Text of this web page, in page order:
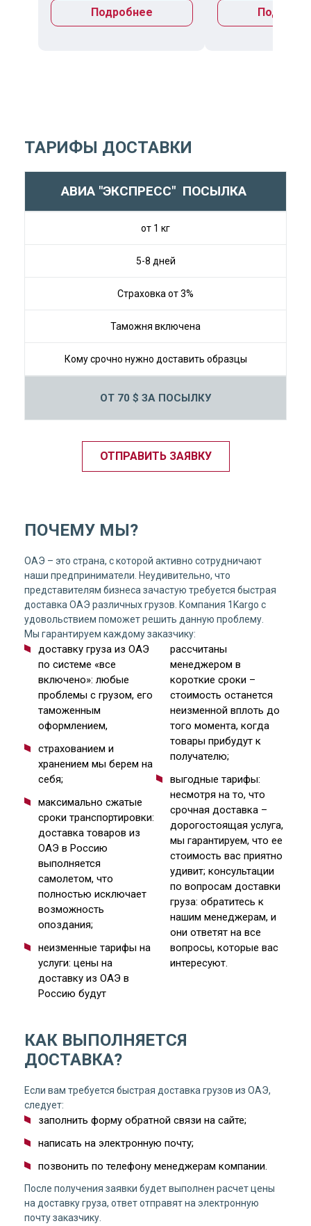
Подробнее
ТАРИФЫ ДОСТАВКИ
АВИА "ЭКСПРЕСС" ПОСЫЛКА
от 1 кг
5-8 дней
Страховка от 3%
Таможня включена
Кому срочно нужно доставить образцы
ОТ 70 $ ЗА ПОСЫЛКУ
ОТПРАВИТЬ ЗАЯВКУ
ПОЧЕМУ МЫ?
ОАЭ – это страна, с которой активно сотрудничают
наши предприниматели. Неудивительно, что
представителям бизнеса зачастую требуется быстрая
доставка ОАЭ различных грузов. Компания 1Kargo с
удовольствием поможет решить данную проблему.
Мы гарантируем каждому заказчику:
доставку груза из ОАЭ
по системе «все
включено»: любые
проблемы с грузом, его
таможенным
оформлением,
страхованием и
хранением мы берем на
себя;
максимально сжатые
сроки транспортировки:
доставка товаров из
ОАЭ в Россию
выполняется
самолетом, что
полностью исключает
возможность
опоздания;
неизменные тарифы на
услуги: цены на
доставку из ОАЭ в
Россию будут
рассчитаны
менеджером в
короткие сроки –
стоимость останется
неизменной вплоть до
того момента, когда
товары прибудут к
получателю;
выгодные тарифы:
несмотря на то, что
срочная доставка –
дорогостоящая услуга,
мы гарантируем, что ее
стоимость вас приятно
удивит; консультации
по вопросам доставки
груза: обратитесь к
нашим менеджерам, и
они ответят на все
вопросы, которые вас
интересуют.
КАК ВЫПОЛНЯЕТСЯ
ДОСТАВКА?
Если вам требуется быстрая доставка грузов из ОАЭ,
следует:
заполнить форму обратной связи на сайте;
написать на электронную почту;
позвонить по телефону менеджерам компании.
После получения заявки будет выполнен расчет цены
на доставку груза, ответ отправят на электронную
почту заказчику.